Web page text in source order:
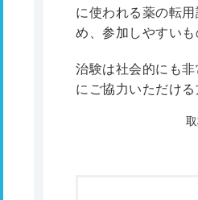
に使われる薬の転
め、参加しやすいも
治験は社会的にも
にご協力いただけ